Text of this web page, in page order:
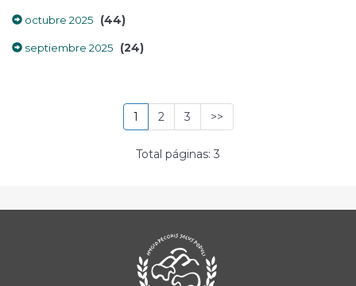
octubre 2025 (44)
septiembre 2025 (24)
1 2 3 >>
Total páginas: 3